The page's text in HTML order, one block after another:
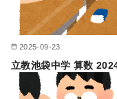
2025-09-23
立教池袋中学 算数